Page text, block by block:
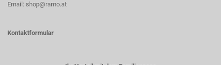
Email: shop@ramo.at
Kontaktformular